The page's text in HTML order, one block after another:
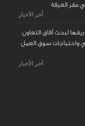
مقر الغرفة
آخر الأخبار
لبحث آفاق التعاون
واحتياجات سوق العمل
آخر الأخبار